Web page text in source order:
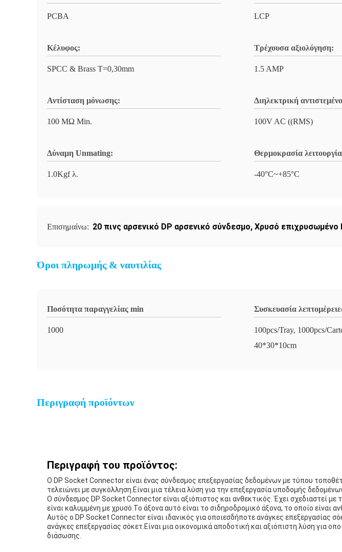
PCBA LCP
Κέλυφος:
SPCC & Brass T=0,30mm
Τρέχουσα αξιολόγηση:
1.5 AMP
Αντίσταση μόνωσης:
100 MΩ Min.
Διηλεκτρική
100V AC ((RMS)
Δύναμη Unmating:
1.0Kgf λ.
Θερμοκρασία
-40°C~+85°C
Επισημαίνω: 20 πινς αρσενικό DP αρσενικό σύνδεσμο, Χρυσό επιχρυσωμένο
Όροι πληρωμής & ναυτιλίας
Ποσότητα παραγγελίας min
1000
Συσκευασία
100pcs/Tray, 1000pcs/
40*30*10cm
Περιγραφή προϊόντων
Περιγραφή του προϊόντος:
Ο DP Socket Connector είναι ένας σύνδεσμος επεξεργασίας δεδομένων με τύπου
τελειώνει με συγκόλληση.Είναι μια τέλεια λύση για την επεξεργασία υποδομής
Ο σύνδεσμος DP Socket Connector είναι αξιόπιστος και ανθεκτικός. Έχει σχεδιαστεί
είναι καλυμμένη με χρυσό.Το άξονα αυτό είναι το σιδηροδρομικό άξονα, το οποίο είναι
Αυτός ο DP Socket Connector είναι ιδανικός για οποιεσδήποτε ανάγκες επεξεργασίας
ανάγκες επεξεργασίας σόκετ.Είναι μια οικονομικά αποδοτική και αξιόπιστη λύση για
διάσωσης.